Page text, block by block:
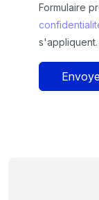
Formulaire
s'appliquent.